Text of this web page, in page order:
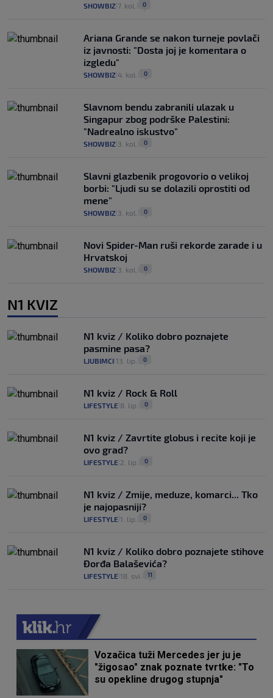
SHOWBIZ 7. kol. 0
Ariana Grande se nakon turneje povlači
iz javnosti: "Dosta joj je komentara o
izgledu"
SHOWBIZ 4. kol. 0
Slavnom bendu zabranili ulazak u
Singapur zbog podrške Palestini:
"Nadrealno iskustvo"
SHOWBIZ 3. kol. 0
Slavni glazbenik progovorio o velikoj
borbi: "Ljudi su se dolazili oprostiti od
mene"
SHOWBIZ 3. kol. 0
Novi Spider-Man ruši rekorde zarade i u
Hrvatskoj
SHOWBIZ 3. kol. 0
N1 KVIZ
N1 kviz / Koliko dobro poznajete
pasmine pasa?
LJUBIMCI 13. lip. 0
N1 kviz / Rock & Roll
LIFESTYLE 8. lip. 0
N1 kviz / Zavrtite globus i recite koji je
ovo grad?
LIFESTYLE 2. lip. 0
N1 kviz / Zmije, meduze, komarci... Tko
je najopasniji?
LIFESTYLE 1. lip. 0
N1 kviz / Koliko dobro poznajete stihove
Đorđa Balaševića?
LIFESTYLE 18. svi. 11
Vozačica tuži Mercedes jer ju je
"žigosao" znak poznate tvrtke: "To
su opekline drugog stupnja"